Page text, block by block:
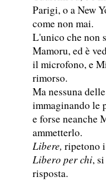
Parigi, o a New
come non mai.
L'unico che non
Mamoru, ed è
il microfono, e
rimorso.
Ma nessuna
immaginando le
e forse neanche
ammetterlo.
Libere, ripetono
Libero per chi,
risposta.